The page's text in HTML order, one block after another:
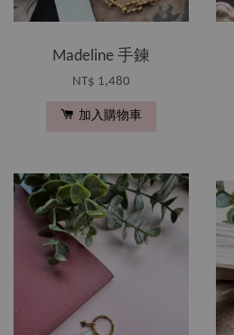
Madeline 手鍊
NT$ 1,480
加入購物車